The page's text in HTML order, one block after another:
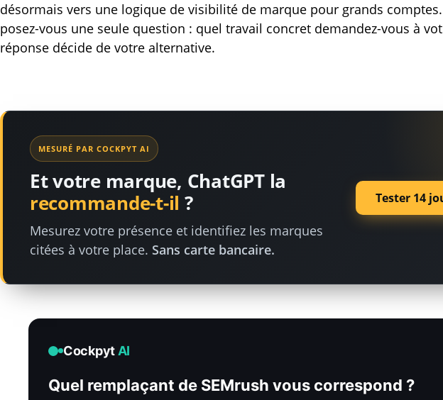
désormais vers une logique de visibilité de marque pour grands
posez-vous une seule question : quel travail concret demandez-vous à
réponse décide de votre alternative.
MESURÉ PAR COCKPYT AI
Et votre marque, ChatGPT la
recommande-t-il ?
Mesurez votre présence et identifiez les marques
citées à votre place. Sans carte bancaire.
Tester 14
Cockpyt AI
Quel remplaçant de SEMrush vous correspond ?